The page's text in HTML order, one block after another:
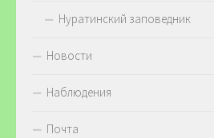
Нуратинский заповедник
Новости
Наблюдения
Почта